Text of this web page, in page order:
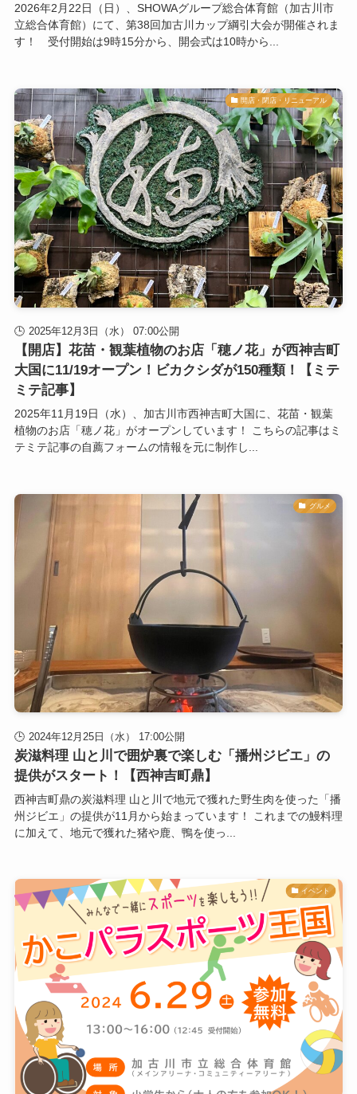
2026年2月22日（日）、SHOWAグループ総合体育館（加古川市
立総合体育館）にて、第38回加古川カップ綱引大会が開催されま
す！ 受付開始は9時15分から、開会式は10時から...
開店・閉店・リニューアル
2025年12月3日（水） 07:00公開
【開店】花苗・観葉植物のお店「穂ノ花」が西神吉町
大国に11/19オープン！ビカクシダが150種類！【ミテ
ミテ記事】
2025年11月19日（水）、加古川市西神吉町大国に、花苗・観葉
植物のお店「穂ノ花」がオープンしています！ こちらの記事はミ
テミテ記事の自薦フォームの情報を元に制作し...
グルメ
2024年12月25日（水） 17:00公開
炭滋料理 山と川で囲炉裏で楽しむ「播州ジビエ」の
提供がスタート！【西神吉町鼎】
西神吉町鼎の炭滋料理 山と川で地元で獲れた野生肉を使った「播
州ジビエ」の提供が11月から始まっています！ これまでの鰻料理
に加えて、地元で獲れた猪や鹿、鴨を使っ...
イベント